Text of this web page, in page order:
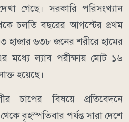
গেছে। সরকারি পরিসংখ্যান
চলতি বছরের আগস্টের প্রথম
হাজার ৬৩৮ জনের শরীরে হামের
মধ্যে ল্যাব পরীক্ষায় মোট ১৬
হয়েছে।
চাপের বিষয়ে প্রতিবেদনে
বৃহস্পতিবার পর্যন্ত সারা দেশে